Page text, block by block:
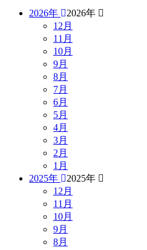
2026年
2026年
12月
11月
10月
9月
8月
7月
6月
5月
4月
3月
2月
1月
2025年
2025年
12月
11月
10月
9月
8月